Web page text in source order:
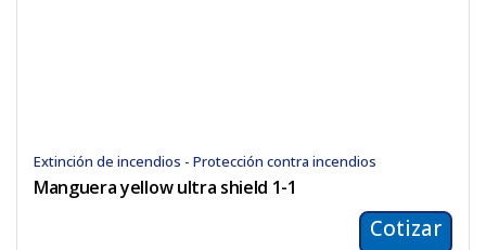
Extinción de incendios - Protección contra incendios
Manguera yellow ultra shield 1-1
Cotizar